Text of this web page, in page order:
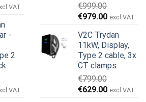
VAT
-
2
VAT
€999.00
Den
pris
var:
€999.00.
€979.00Den
pris
er:
€979.00.
excl VAT
V2C Trydan
11kW, Display,
Type 2 cable, 3x
CT clamps
€799.00
Den
€629.00Den
excl VAT